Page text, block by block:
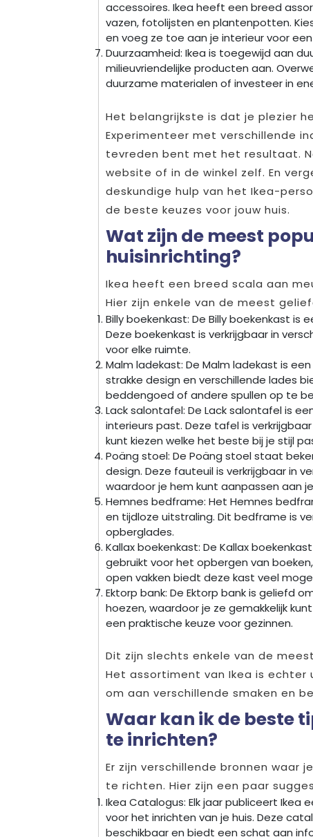
accessoires. Ikea heeft een breed
vazen, fotolijsten en plantenpotten.
en voeg ze toe aan je interieur voor
Duurzaamheid: Ikea is toegewijd aan
milieuvriendelijke producten aan.
duurzame materialen of investeer in
Het belangrijkste is dat je plezier
Experimenteer met verschillende
tevreden bent met het resultaat.
website of in de winkel zelf. En
deskundige hulp van het Ikea-
de beste keuzes voor jouw huis.
Wat zijn de meest
huisinrichting?
Ikea heeft een breed scala aan
Hier zijn enkele van de meest
Billy boekenkast: De Billy boekenkast is
Deze boekenkast is verkrijgbaar in
voor elke ruimte.
Malm ladekast: De Malm ladekast is
strakke design en verschillende lades
beddengoed of andere spullen op te
Lack salontafel: De Lack salontafel is
interieurs past. Deze tafel is
kunt kiezen welke het beste bij je stijl
Poäng stoel: De Poäng stoel staat
design. Deze fauteuil is verkrijgbaar in
waardoor je hem kunt aanpassen aan
Hemnes bedframe: Het Hemnes
en tijdloze uitstraling. Dit bedframe is
opberglades.
Kallax boekenkast: De Kallax
gebruikt voor het opbergen van
open vakken biedt deze kast veel
Ektorp bank: De Ektorp bank is geliefd
hoezen, waardoor je ze gemakkelijk
een praktische keuze voor gezinnen.
Dit zijn slechts enkele van de
Het assortiment van Ikea is
om aan verschillende smaken en
Waar kan ik de beste
te inrichten?
Er zijn verschillende bronnen waar
te richten. Hier zijn een paar
Ikea Catalogus: Elk jaar publiceert
voor het inrichten van je huis. Deze
beschikbaar en biedt een schat aan